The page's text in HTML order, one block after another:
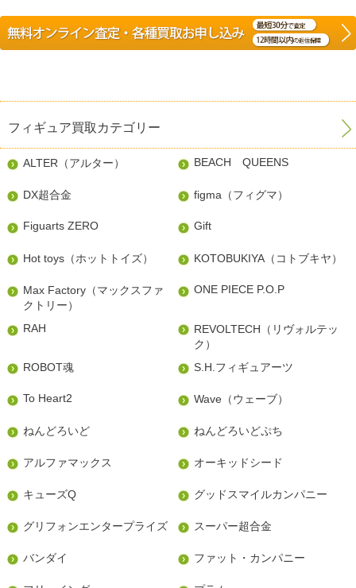
フィギュア買取カテゴリー
ALTER（アルター） BEACH QUEENS
DX超合金 figma（フィグマ）
Figuarts ZERO Gift
Hot toys（ホットトイズ） KOTOBUKIYA（コトブキヤ）
Max Factory（マックスファ
クトリー）
ONE PIECE P.O.P
RAH
REVOLTECH（リヴォルテッ
ク）
ROBOT魂
S.H.フィギュアーツ
To Heart2 Wave（ウェーブ）
ねんどろいど ねんどろいどぷち
アルファマックス オーキッドシード
キューズQ グッドスマイルカンパニー
グリフォンエンタープライズ スーパー超合金
バンダイ ファット・カンパニー